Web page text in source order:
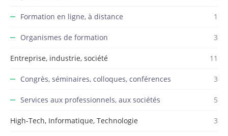
Formation en ligne, à distance 1
Organismes de formation 3
Entreprise, industrie, société 11
Congrès, séminaires, colloques, conférences 3
Services aux professionnels, aux sociétés 5
High-Tech, Informatique, Technologie 3